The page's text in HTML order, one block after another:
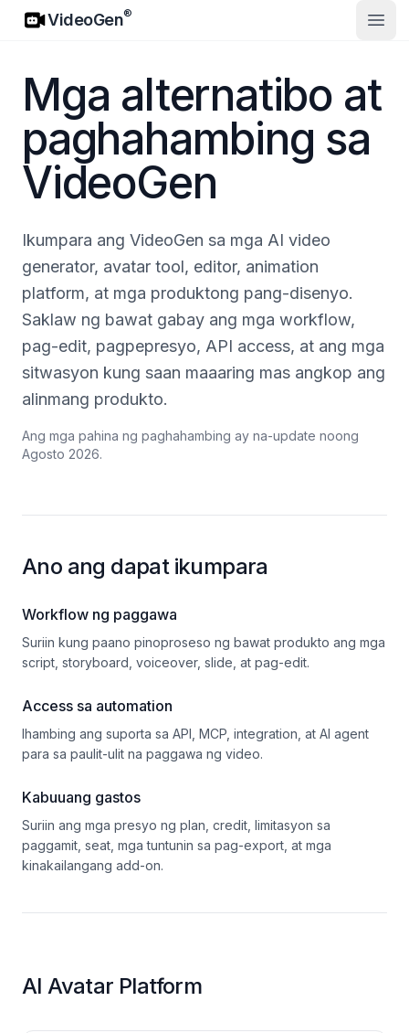
VideoGen
VideoGen®
Mga alternatibo at
paghahambing sa
VideoGen
Ikumpara ang VideoGen sa mga AI video
generator, avatar tool, editor, animation
platform, at mga produktong pang-disenyo.
Saklaw ng bawat gabay ang mga workflow,
pag-edit, pagpepresyo, API access, at ang mga
sitwasyon kung saan maaaring mas angkop ang
alinmang produkto.
Ang mga pahina ng paghahambing ay na-update noong
Agosto 2026.
Ano ang dapat ikumpara
Workflow ng paggawa
Suriin kung paano pinoproseso ng bawat produkto ang mga
script, storyboard, voiceover, slide, at pag-edit.
Access sa automation
Ihambing ang suporta sa API, MCP, integration, at AI agent
para sa paulit-ulit na paggawa ng video.
Kabuuang gastos
Suriin ang mga presyo ng plan, credit, limitasyon sa
paggamit, seat, mga tuntunin sa pag-export, at mga
kinakailangang add-on.
AI Avatar Platform